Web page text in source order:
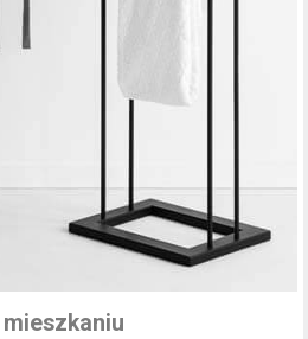
mieszkaniu